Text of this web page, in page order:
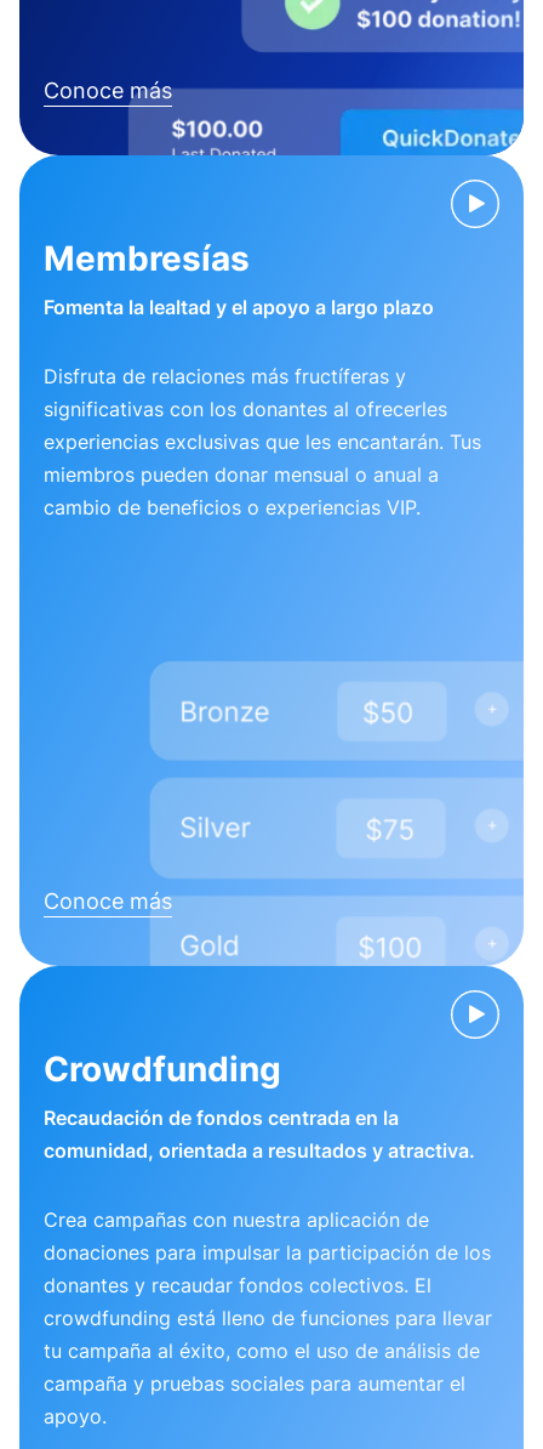
Conoce más
Membresías
Fomenta la lealtad y el apoyo a largo plazo
Disfruta de relaciones más fructíferas y
significativas con los donantes al ofrecerles
experiencias exclusivas que les encantarán. Tus
miembros pueden donar mensual o anual a
cambio de beneficios o experiencias VIP.
Conoce más
Crowdfunding
Recaudación de fondos centrada en la
comunidad, orientada a resultados y atractiva.
Crea campañas con nuestra aplicación de
donaciones para impulsar la participación de los
donantes y recaudar fondos colectivos. El
crowdfunding está lleno de funciones para llevar
tu campaña al éxito, como el uso de análisis de
campaña y pruebas sociales para aumentar el
apoyo.